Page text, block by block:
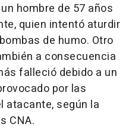
hombre de 57 años
quien intentó aturdir
de humo. Otro
a consecuencia
falleció debido a un
por las
atacante, según la
CNA.